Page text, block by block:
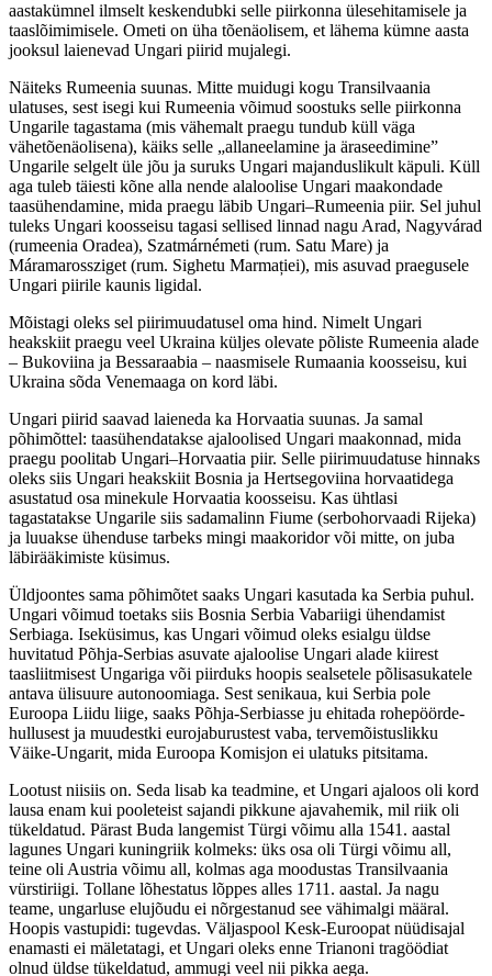
aastakümnel ilmselt keskendubki selle piirkonna ülesehitamisele ja
taaslõimimisele. Ometi on üha tõenäolisem, et lähema kümne aasta
jooksul laienevad Ungari piirid mujalegi.
Näiteks Rumeenia suunas. Mitte muidugi kogu Transilvaania
ulatuses, sest isegi kui Rumeenia võimud soostuks selle piirkonna
Ungarile tagastama (mis vähemalt praegu tundub küll väga
vähetõenäolisena), käiks selle „allaneelamine ja äraseedimine”
Ungarile selgelt üle jõu ja suruks Ungari majanduslikult käpuli. Küll
aga tuleb täiesti kõne alla nende alaloolise Ungari maakondade
taasühendamine, mida praegu läbib Ungari–Rumeenia piir. Sel juhul
tuleks Ungari koosseisu tagasi sellised linnad nagu Arad, Nagyvárad
(rumeenia Oradea), Szatmárnémeti (rum. Satu Mare) ja
Máramarossziget (rum. Sighetu Marmației), mis asuvad praegusele
Ungari piirile kaunis ligidal.
Mõistagi oleks sel piirimuudatusel oma hind. Nimelt Ungari
heakskiit praegu veel Ukraina küljes olevate põliste Rumeenia alade
– Bukoviina ja Bessaraabia – naasmisele Rumaania koosseisu, kui
Ukraina sõda Venemaaga on kord läbi.
Ungari piirid saavad laieneda ka Horvaatia suunas. Ja samal
põhimõttel: taasühendatakse ajaloolised Ungari maakonnad, mida
praegu poolitab Ungari–Horvaatia piir. Selle piirimuudatuse hinnaks
oleks siis Ungari heakskiit Bosnia ja Hertsegoviina horvaatidega
asustatud osa minekule Horvaatia koosseisu. Kas ühtlasi
tagastatakse Ungarile siis sadamalinn Fiume (serbohorvaadi Rijeka)
ja luuakse ühenduse tarbeks mingi maakoridor või mitte, on juba
läbirääkimiste küsimus.
Üldjoontes sama põhimõtet saaks Ungari kasutada ka Serbia puhul.
Ungari võimud toetaks siis Bosnia Serbia Vabariigi ühendamist
Serbiaga. Iseküsimus, kas Ungari võimud oleks esialgu üldse
huvitatud Põhja-Serbias asuvate ajaloolise Ungari alade kiirest
taasliitmisest Ungariga või piirduks hoopis sealsetele põlisasukatele
antava ülisuure autonoomiaga. Sest senikaua, kui Serbia pole
Euroopa Liidu liige, saaks Põhja-Serbiasse ju ehitada rohepöörde-
hullusest ja muudestki eurojaburustest vaba, tervemõistuslikku
Väike-Ungarit, mida Euroopa Komisjon ei ulatuks pitsitama.
Lootust niisiis on. Seda lisab ka teadmine, et Ungari ajaloos oli kord
lausa enam kui pooleteist sajandi pikkune ajavahemik, mil riik oli
tükeldatud. Pärast Buda langemist Türgi võimu alla 1541. aastal
lagunes Ungari kuningriik kolmeks: üks osa oli Türgi võimu all,
teine oli Austria võimu all, kolmas aga moodustas Transilvaania
vürstiriigi. Tollane lõhestatus lõppes alles 1711. aastal. Ja nagu
teame, ungarluse elujõudu ei nõrgestanud see vähimalgi määral.
Hoopis vastupidi: tugevdas. Väljaspool Kesk-Euroopat nüüdisajal
enamasti ei mäletatagi, et Ungari oleks enne Trianoni tragöödiat
olnud üldse tükeldatud, ammugi veel nii pikka aega.